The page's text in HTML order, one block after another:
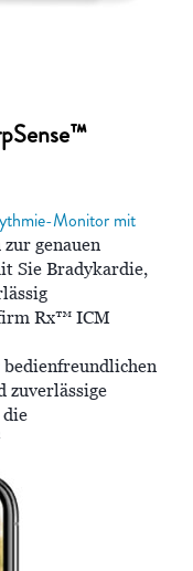
Monitor mit
genauen
Sie Bradykardie,
Rx™ ICM
zuverlässige